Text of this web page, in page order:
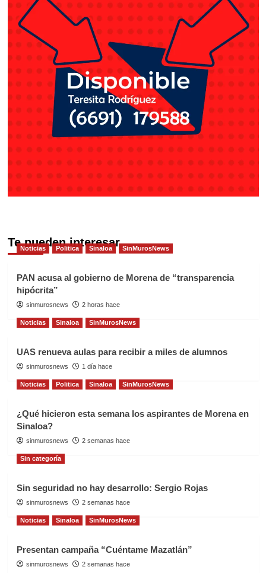
Te pueden interesar
Noticias Politica Sinaloa SinMurosNews
PAN acusa al gobierno de Morena de “transparencia
hipócrita”
sinmurosnews 2 horas hace
Noticias Sinaloa SinMurosNews
UAS renueva aulas para recibir a miles de alumnos
sinmurosnews 1 día hace
Noticias Politica Sinaloa SinMurosNews
¿Qué hicieron esta semana los aspirantes de Morena en
Sinaloa?
sinmurosnews 2 semanas hace
Sin categoría
Sin seguridad no hay desarrollo: Sergio Rojas
sinmurosnews 2 semanas hace
Noticias Sinaloa SinMurosNews
Presentan campaña “Cuéntame Mazatlán”
sinmurosnews 2 semanas hace